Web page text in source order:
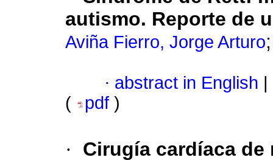
autismo. Reporte de
Aviña Fierro, Jorge Arturo
· abstract in English
(
pdf )
·
Cirugía cardíaca